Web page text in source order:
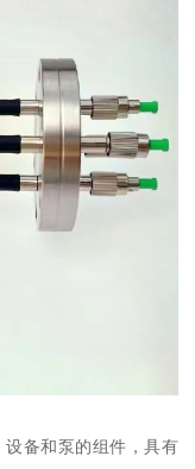
备和泵的组件，具有